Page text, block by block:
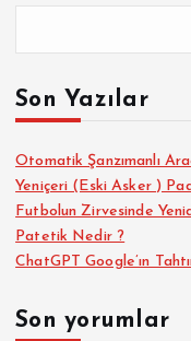
Son Yazılar
Otomatik Şanzımanlı
Yeniçeri (Eski Asker )
Futbolun Zirvesinde
Patetik Nedir ?
ChatGPT Google’ın
Son yorumlar